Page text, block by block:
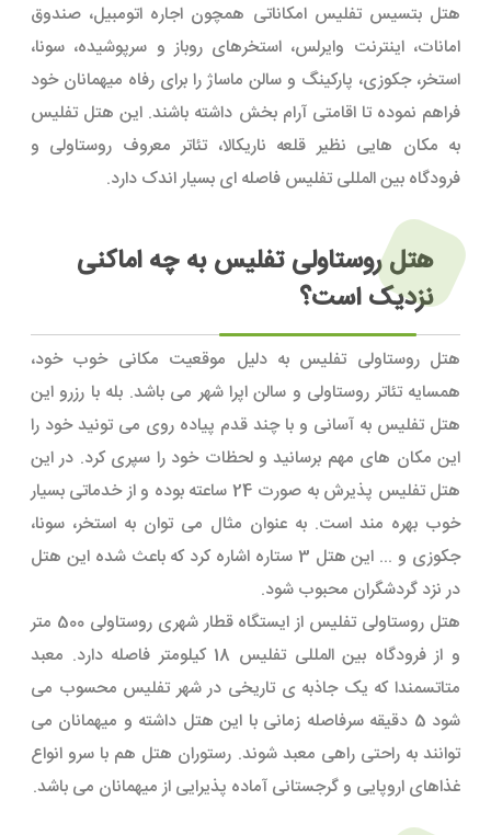
هتل بتسیس تفلیس امکاناتی همچون اجاره اتومبیل، صندوق
امانات، اینترنت وایرلس، استخرهای روباز و سرپوشیده، سونا،
استخر، جکوزی، پارکینگ و سالن ماساژ را برای رفاه میهمانان خود
فراهم نموده تا اقامتی آرام بخش داشته باشند. این هتل تفلیس
به مکان هایی نظیر قلعه ناریکالا، تئاتر معروف روستاولی و
فرودگاه بین المللی تفلیس فاصله ای بسیار اندک دارد.
هتل روستاولی تفلیس به چه اماکنی
نزدیک است؟
هتل روستاولی تفلیس به دلیل موقعیت مکانی خوب خود،
همسایه تئاتر روستاولی و سالن اپرا شهر می باشد. بله با رزرو این
هتل تفلیس به آسانی و با چند قدم پیاده روی می تونید خود را
این مکان های مهم برسانید و لحظات خود را سپری کرد. در این
هتل تفلیس پذیرش به صورت 24 ساعته بوده و از خدماتی بسیار
خوب بهره مند است. به عنوان مثال می توان به استخر، سونا،
جکوزی و ... این هتل 3 ستاره اشاره کرد که باعث شده این هتل
در نزد گردشگران محبوب شود.
هتل روستاولی تفلیس از ایستگاه قطار شهری روستاولی 500 متر
و از فرودگاه بین المللی تفلیس 18 کیلومتر فاصله دارد. معبد
متاتسمندا که یک جاذبه ی تاریخی در شهر تفلیس محسوب می
شود 5 دقیقه سرفاصله زمانی با این هتل داشته و میهمانان می
توانند به راحتی راهی معبد شوند. رستوران هتل هم با سرو انواع
غذاهای اروپایی و گرجستانی آماده پذیرایی از میهمانان می باشد.